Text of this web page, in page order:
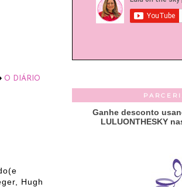
O DIÁRIO
Hugh
Ganhe desconto
LULUONTHESKY